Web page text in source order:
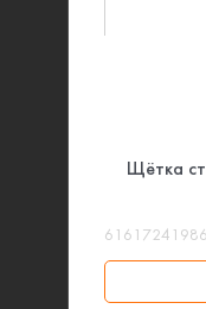
Щётка
61617241986